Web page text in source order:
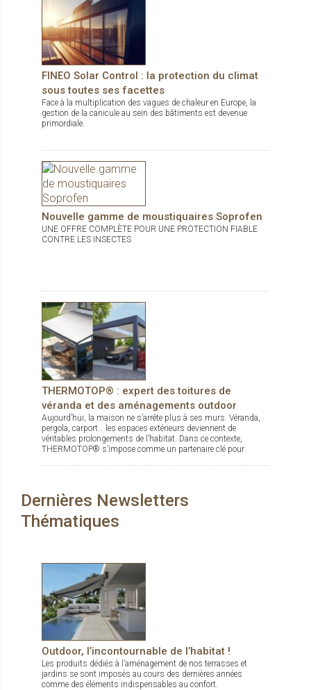
FINEO Solar Control : la protection du climat
sous toutes ses facettes
Face à la multiplication des vagues de chaleur en Europe, la
gestion de la canicule au sein des bâtiments est devenue
primordiale.
Nouvelle gamme de moustiquaires Soprofen
UNE OFFRE COMPLÈTE POUR UNE PROTECTION FIABLE
CONTRE LES INSECTES
THERMOTOP® : expert des toitures de
véranda et des aménagements outdoor
Aujourd’hui, la maison ne s’arrête plus à ses murs. Véranda,
pergola, carport… les espaces extérieurs deviennent de
véritables prolongements de l’habitat. Dans ce contexte,
THERMOTOP® s’impose comme un partenaire clé pour
Dernières Newsletters
Thématiques
Outdoor, l’incontournable de l’habitat !
Les produits dédiés à l’aménagement de nos terrasses et
jardins se sont imposés au cours des dernières années
comme des éléments indispensables au confort.